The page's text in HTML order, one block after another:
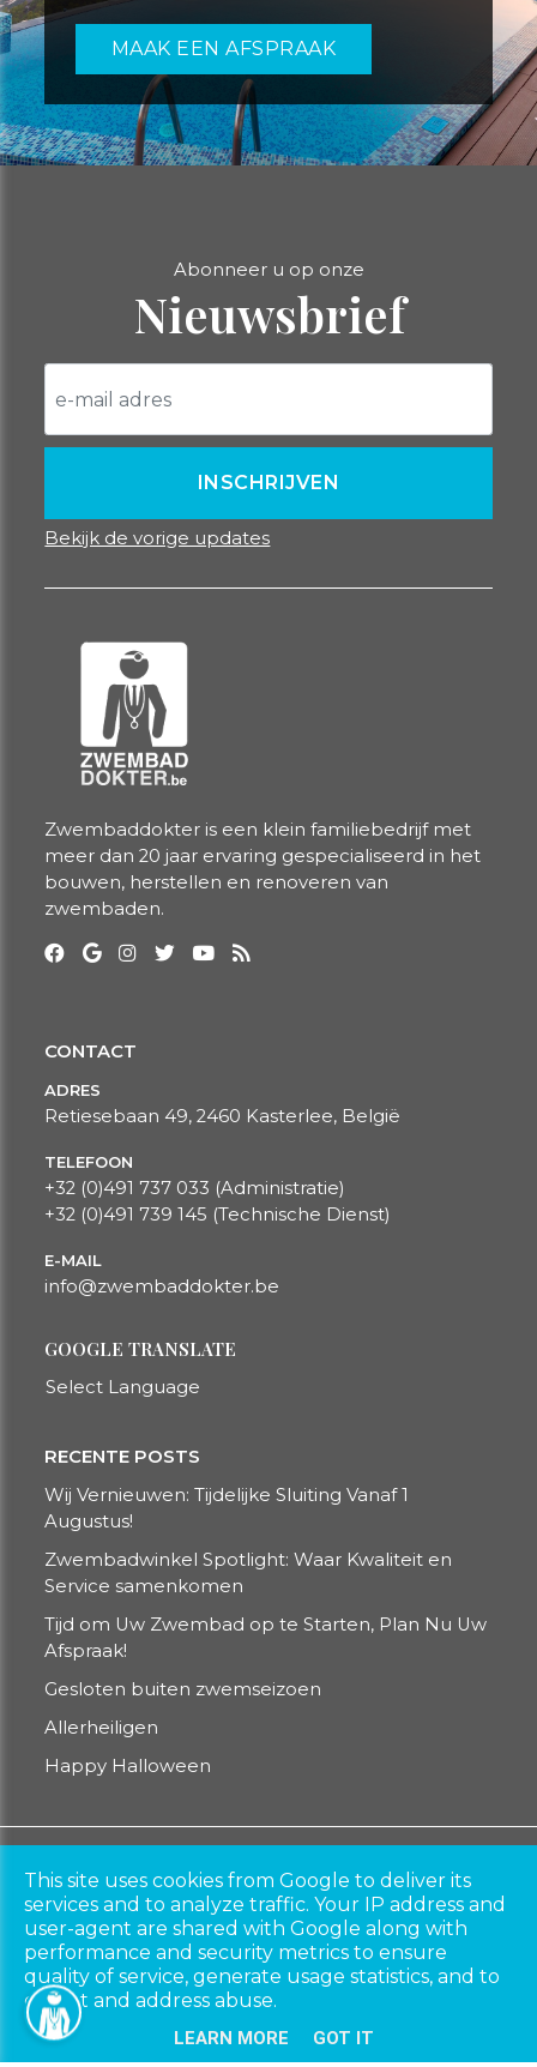
MAAK EEN AFSPRAAK
Abonneer u op onze
Nieuwsbrief
Bekijk de vorige updates
Zwembaddokter is een klein familiebedrijf met
meer dan 20 jaar ervaring gespecialiseerd in het
bouwen, herstellen en renoveren van
zwembaden.
CONTACT
ADRES
Retiesebaan 49, 2460 Kasterlee, België
TELEFOON
+32 (0)491 737 033 (Administratie)
+32 (0)491 739 145 (Technische Dienst)
E-MAIL
info@zwembaddokter.be​​​​​​​
GOOGLE TRANSLATE
Select Language
RECENTE POSTS
Wij Vernieuwen: Tijdelijke Sluiting Vanaf 1
Augustus!
Zwembadwinkel Spotlight: Waar Kwaliteit en
Service samenkomen
Tijd om Uw Zwembad op te Starten, Plan Nu Uw
Afspraak!
Gesloten buiten zwemseizoen
Allerheiligen
Happy Halloween
reserved.
Privacy & Cookies| UP-TO-DATE WebDesign
This site uses cookies from Google to deliver its
services and to analyze traffic. Your IP address and
user-agent are shared with Google along with
performance and security metrics to ensure
quality of service, generate usage statistics, and to
detect and address abuse.
LEARN MORE GOT IT